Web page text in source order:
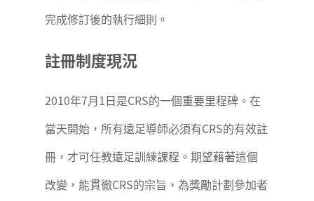
完成修訂後的執行細則。
註冊制度現況
2010年7月1日是CRS的一個重要里程碑。在
當天開始，所有遠足導師必須有CRS的有效註
冊，才可任教遠足訓練課程。期望藉著這個
改變，能貫徹CRS的宗旨，為獎勵計劃參加者